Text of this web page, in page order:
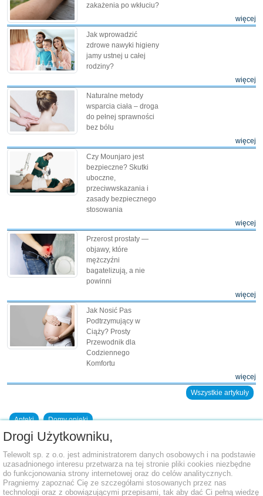
zakażenia po wkłuciu?
więcej
Jak wprowadzić
zdrowe nawyki higieny
jamy ustnej u całej
rodziny?
więcej
Naturalne metody
wsparcia ciała – droga
do pełnej sprawności
bez bólu
więcej
Czy Mounjaro jest
bezpieczne? Skutki
uboczne,
przeciwwskazania i
zasady bezpiecznego
stosowania
więcej
Przerost prostaty —
objawy, które
mężczyźni
bagatelizują, a nie
powinni
więcej
Jak Nosić Pas
Podtrzymujący w
Ciąży? Prosty
Przewodnik dla
Codziennego
Komfortu
więcej
Wszystkie artykuły
Apteki Domy opieki
Dodaj placówkę do bazy
Drogi Użytkowniku,
Telewolt sp. z o.o. jest administratorem danych osobowych i na podstawie
uzasadnionego interesu przetwarza na tej stronie pliki cookies niezbędne
do funkcjonowania strony internetowej oraz do celów analitycznych.
Pragniemy zapoznać Cię ze szczegółami stosowanych przez nas
technologii oraz z obowiązującymi przepisami, tak aby dać Ci pełną wiedzę